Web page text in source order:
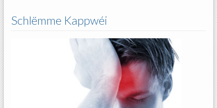
Schlëmme Kappwéi